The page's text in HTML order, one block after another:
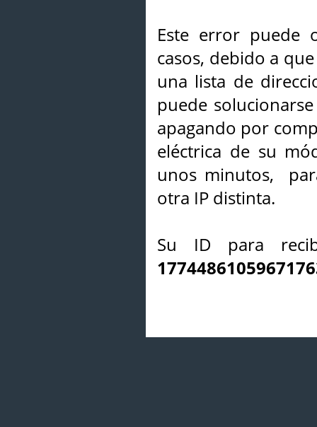
Este error puede
casos, debido a
una lista de
puede
apagando por
eléctrica de su
unos minutos,
otra IP distinta.
Su ID para